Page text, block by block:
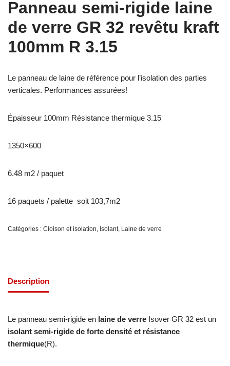
Panneau semi-rigide laine
de verre GR 32 revêtu kraft
100mm R 3.15
Le panneau de laine de référence pour l’isolation des parties
verticales. Performances assurées!
Épaisseur 100mm Résistance thermique 3.15
1350×600
6.48 m2 / paquet
16 paquets / palette soit 103,7m2
Catégories : Cloison et isolation, Isolant, Laine de verre
Description
Le panneau semi-rigide en laine de verre Isover GR 32 est un
isolant semi-rigide de forte densité et résistance
thermique(R).